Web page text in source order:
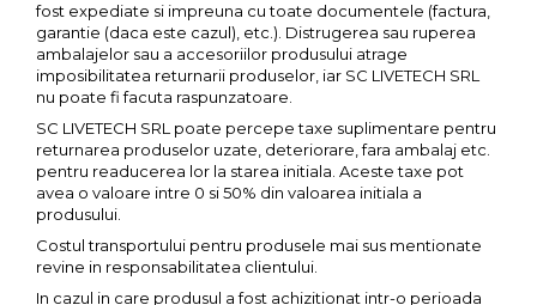
Copii
Pantaloni
Barbati
Femei
Copii
Parazapezi
Barbati
Femei
Copii
fost expediate si impreuna cu toate documentele (factura,
garantie (daca este cazul), etc.). Distrugerea sau ruperea
ambalajelor sau a accesoriilor produsului atrage
imposibilitatea returnarii produselor, iar SC LIVETECH SRL
nu poate fi facuta raspunzatoare.
SC LIVETECH SRL poate percepe taxe suplimentare pentru
returnarea produselor uzate, deteriorare, fara ambalaj etc.
pentru readucerea lor la starea initiala. Aceste taxe pot
avea o valoare intre 0 si 50% din valoarea initiala a
produsului.
Costul transportului pentru produsele mai sus mentionate
revine in responsabilitatea clientului.
In cazul in care produsul a fost achizitionat intr-o perioada